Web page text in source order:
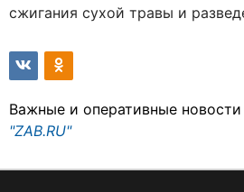
сжигания сухой травы и
Важные и оперативные
"ZAB.RU"